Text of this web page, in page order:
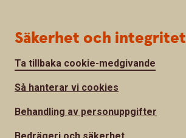
Säkerhet och integritet
Ta tillbaka cookie-medgivande
Så hanterar vi cookies
Behandling av personuppgifter